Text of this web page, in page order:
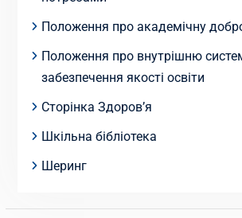
Положення про академічну
Положення про внутрішню
забезпечення якості освіти
Сторінка Здоров’я
Шкільна бібліотека
Шеринг